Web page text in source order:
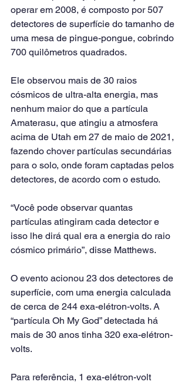
operar em 2008, é composto por 507
detectores de superfície do tamanho de
uma mesa de pingue-pongue, cobrindo
700 quilômetros quadrados.
Ele observou mais de 30 raios
cósmicos de ultra-alta energia, mas
nenhum maior do que a partícula
Amaterasu, que atingiu a atmosfera
acima de Utah em 27 de maio de 2021,
fazendo chover partículas secundárias
para o solo, onde foram captadas pelos
detectores, de acordo com o estudo.
“Você pode observar quantas
partículas atingiram cada detector e
isso lhe dirá qual era a energia do raio
cósmico primário”, disse Matthews.
O evento acionou 23 dos detectores de
superfície, com uma energia calculada
de cerca de 244 exa-elétron-volts. A
“partícula Oh My God” detectada há
mais de 30 anos tinha 320 exa-elétron-
volts.
Para referência, 1 exa-elétron-volt